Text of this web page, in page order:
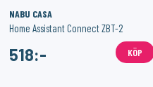
NABU CASA
Home Assistant Connect ZBT-2
518:- KÖP